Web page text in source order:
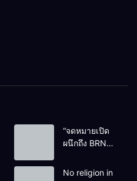
“จดหมายเปิด
ผนึกถึง BRN”
หยดน้ำตาของ
No religion in